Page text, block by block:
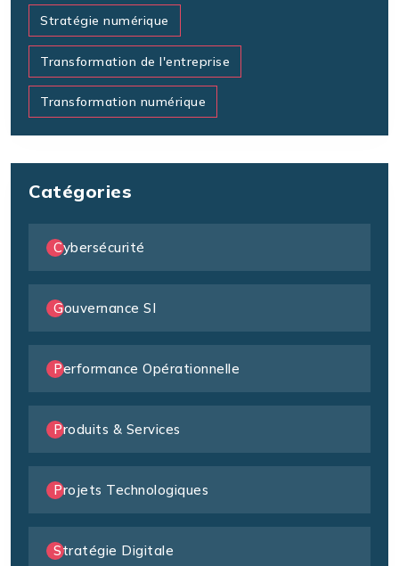
Stratégie numérique
Transformation de l'entreprise
Transformation numérique
Catégories
Cybersécurité
Gouvernance SI
Performance Opérationnelle
Produits & Services
Projets Technologiques
Stratégie Digitale